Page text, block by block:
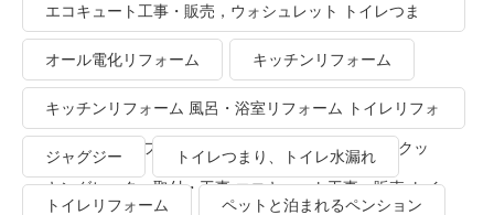
エコキュート工事・販売，ウォシュレット トイレつま
り、トイレ水漏れ
オール電化リフォーム キッチンリフォーム
キッチンリフォーム 風呂・浴室リフォーム トイレリフォ
ーム 洗面所リフォーム オール電化リフォーム ＩＨクッ
キングヒーター取付・工事 エコキュート工事・販売 トイ
ジャグジー トイレつまり、トイレ水漏れ
トイレリフォーム ペットと泊まれるペンション